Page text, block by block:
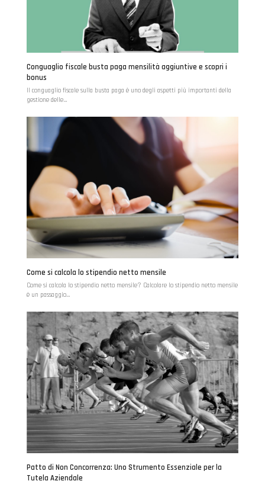
Conguaglio fiscale busta paga mensilità aggiuntive e scopri i
bonus
Il conguaglio fiscale sulla busta paga è uno degli aspetti più importanti della
gestione delle…
Come si calcola lo stipendio netto mensile
Come si calcola lo stipendio netto mensile? Calcolare lo stipendio netto mensile
è un passaggio…
Patto di Non Concorrenza: Uno Strumento Essenziale per la
Tutela Aziendale